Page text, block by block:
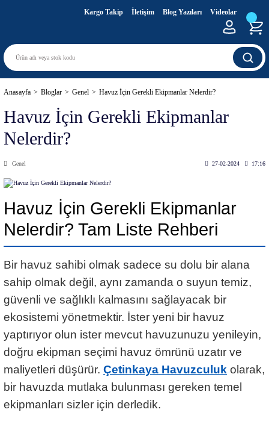
Kargo Takip İletişim Blog Yazıları Videolar
Anasayfa Bloglar Genel Havuz İçin Gerekli Ekipmanlar Nelerdir?
Havuz İçin Gerekli Ekipmanlar
Nelerdir?
Genel 27-02-2024 17:16
Havuz İçin Gerekli Ekipmanlar
Nelerdir? Tam Liste Rehberi
Bir havuz sahibi olmak sadece su dolu bir alana
sahip olmak değil, aynı zamanda o suyun temiz,
güvenli ve sağlıklı kalmasını sağlayacak bir
ekosistemi yönetmektir. İster yeni bir havuz
yaptırıyor olun ister mevcut havuzunuzu yenileyin,
doğru ekipman seçimi havuz ömrünü uzatır ve
maliyetleri düşürür. Çetinkaya Havuzculuk olarak,
bir havuzda mutlaka bulunması gereken temel
ekipmanları sizler için derledik.